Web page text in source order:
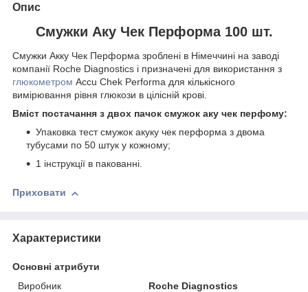
Опис
Смужки Аку Чек Перформа 100 шт.
Смужки Акку Чек Перформа зроблені в Німеччині на заводі
компанії Roche Diagnostics і призначені для використання з
глюкометром Accu Chek Performa для кількісного
вимірювання рівня глюкози в цілісній крові.
Вміст постачання з двох пачок смужок аку чек перфому:
Упаковка тест смужок акуку чек перформа з двома
тубусами по 50 штук у кожному;
1 інструкції в пакованні.
Приховати
Характеристики
Основні атрибути
Виробник
Roche Diagnostics